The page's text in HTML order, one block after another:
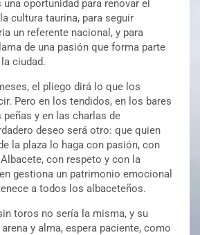
oportunidad para renovar el
cultura taurina, para seguir
un referente nacional, y para
de una pasión que forma parte
ciudad.
el pliego dirá lo que los
Pero en los tendidos, en los bares
peñas y en las charlas de
deseo será otro: que quien
la plaza lo haga con pasión, con
con respeto y con la
gestiona un patrimonio emocional
a todos los albaceteños.
toros no sería la misma, y su
y alma, espera paciente, como